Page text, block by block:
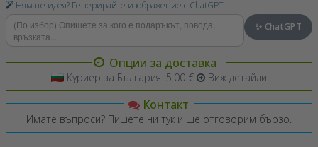
Нямате идея? Генерирайте изображение с ChatGPT
✨ ChatGPT
Опции за доставка
Куриер за България: 5.00 € Виж детайли
Контакт
Имате въпроси? Пишете ни тук и ще отговорим бързо.